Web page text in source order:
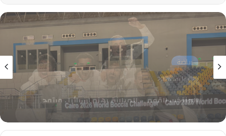
رياضة
29 يوليو، 2026
ثلاث ذهبيات وبرونزيتان لمصر في بطولة العالم
لتحدي البوتشيا بالقاهرة